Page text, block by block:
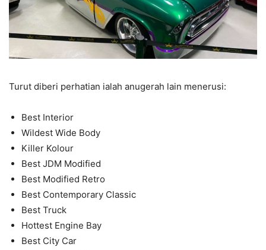
Turut diberi perhatian ialah anugerah lain menerusi:
Best Interior
Wildest Wide Body
Killer Kolour
Best JDM Modified
Best Modified Retro
Best Contemporary Classic
Best Truck
Hottest Engine Bay
Best City Car